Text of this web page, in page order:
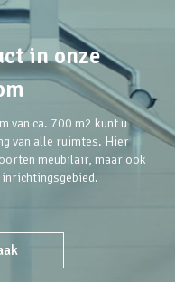
in onze
van ca. 700 m2 kunt u
van alle ruimtes. Hier
meubilair, maar ook